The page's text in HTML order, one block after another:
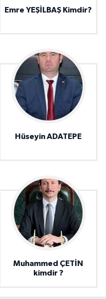
Emre YEŞİLBAŞ Kimdir?
Hüseyin ADATEPE
Muhammed ÇETİN
kimdir ?